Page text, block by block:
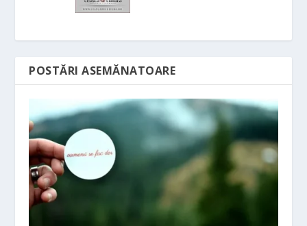
POSTĂRI ASEMĂNATOARE